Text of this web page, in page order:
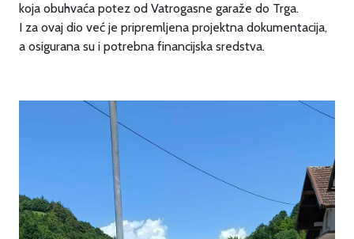
koja obuhvaća potez od Vatrogasne garaže do Trga.
I za ovaj dio već je pripremljena projektna dokumentacija,
a osigurana su i potrebna financijska sredstva.